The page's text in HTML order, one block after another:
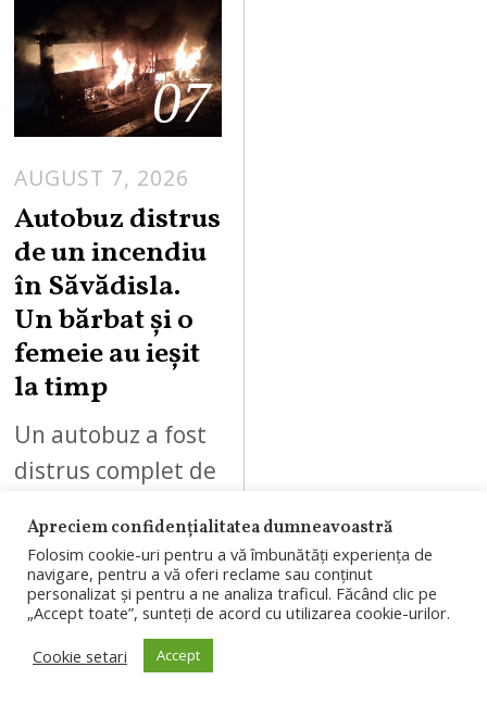
07
AUGUST 7, 2026
Autobuz distrus
de un incendiu
în Săvădisla.
Un bărbat și o
femeie au ieșit
la timp
Un autobuz a fost
distrus complet de
izbucnit în
Săvădisla. Un
bărbat și o femeie
au reușit să se
Apreciem confidențialitatea dumneavoastră
Folosim cookie-uri pentru a vă îmbunătăți experiența de
navigare, pentru a vă oferi reclame sau conținut
personalizat și pentru a ne analiza traficul. Făcând clic pe
„Accept toate”, sunteți de acord cu utilizarea cookie-urilor.
Cookie setari
Accept